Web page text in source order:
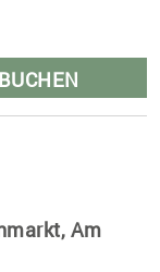
BUCHEN
Am